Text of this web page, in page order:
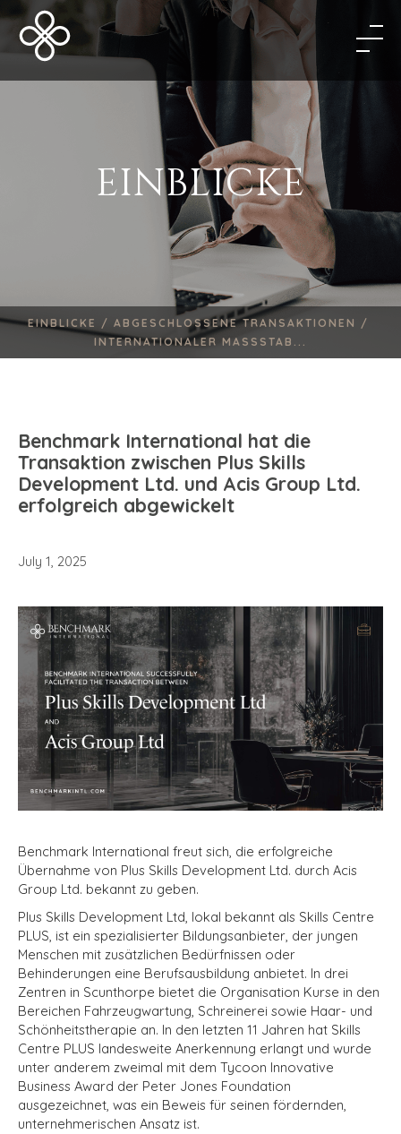
EINBLICKE
EINBLICKE / ABGESCHLOSSENE TRANSAKTIONEN /
INTERNATIONALER MASSSTAB...
Benchmark International hat die
Transaktion zwischen Plus Skills
Development Ltd. und Acis Group Ltd.
erfolgreich abgewickelt
July 1, 2025
Benchmark International freut sich, die erfolgreiche
Übernahme von Plus Skills Development Ltd. durch Acis
Group Ltd. bekannt zu geben.
Plus Skills Development Ltd, lokal bekannt als Skills Centre
PLUS, ist ein spezialisierter Bildungsanbieter, der jungen
Menschen mit zusätzlichen Bedürfnissen oder
Behinderungen eine Berufsausbildung anbietet. In drei
Zentren in Scunthorpe bietet die Organisation Kurse in den
Bereichen Fahrzeugwartung, Schreinerei sowie Haar- und
Schönheitstherapie an. In den letzten 11 Jahren hat Skills
Centre PLUS landesweite Anerkennung erlangt und wurde
unter anderem zweimal mit dem Tycoon Innovative
Business Award der Peter Jones Foundation
ausgezeichnet, was ein Beweis für seinen fördernden,
unternehmerischen Ansatz ist.